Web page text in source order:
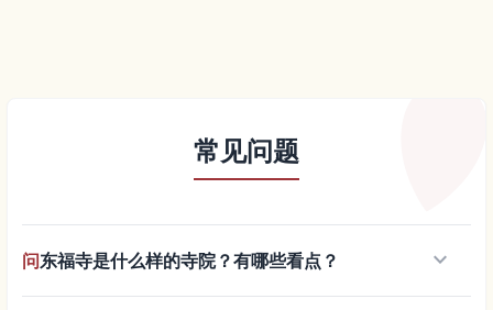
常见问题
问东福寺是什么样的寺院？有哪些看点？ keyboard_arrow_down